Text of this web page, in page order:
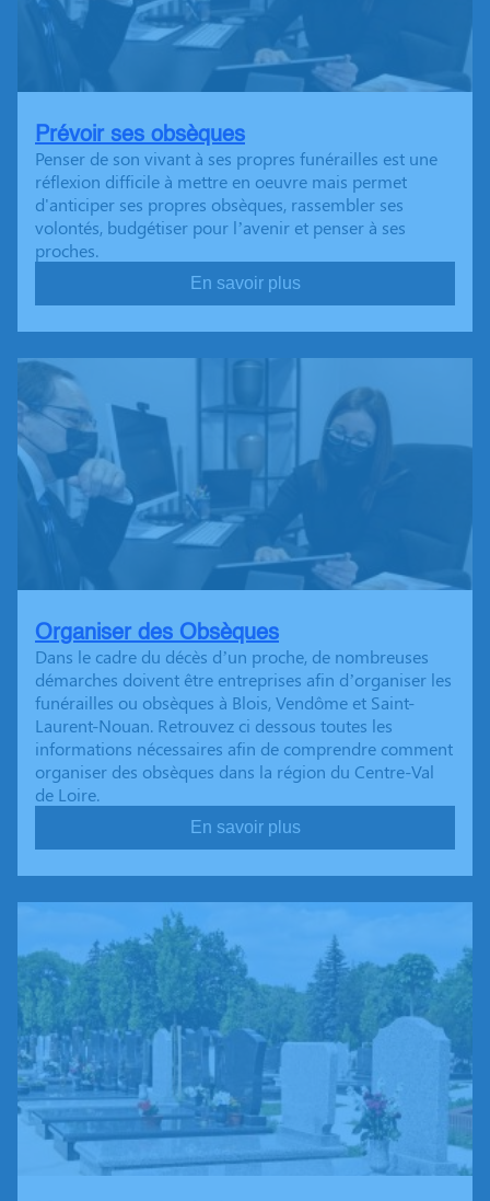
Prévoir ses obsèques
Penser de son vivant à ses propres funérailles est une
réflexion difficile à mettre en oeuvre mais permet
d'anticiper ses propres obsèques, rassembler ses
volontés, budgétiser pour l’avenir et penser à ses
proches.
En savoir plus
Organiser des Obsèques
Dans le cadre du décès d’un proche, de nombreuses
démarches doivent être entreprises afin d’organiser les
funérailles ou obsèques à Blois, Vendôme et Saint-
Laurent-Nouan. Retrouvez ci dessous toutes les
informations nécessaires afin de comprendre comment
organiser des obsèques dans la région du Centre-Val
de Loire.
En savoir plus